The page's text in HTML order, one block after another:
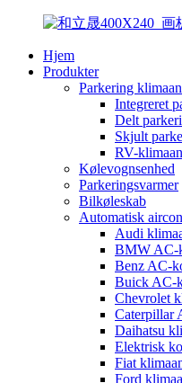
Hjem
Produkter
Parkering
Integreret
Delt
Skjult
RV-
Kølevognsenhed
Parkeringsvarmer
Bilkøleskab
Automatisk
Audi
BMW AC-
Benz AC-
Buick AC-
Chevrolet
Caterpillar
Daihatsu
Elektrisk
Fiat
Ford